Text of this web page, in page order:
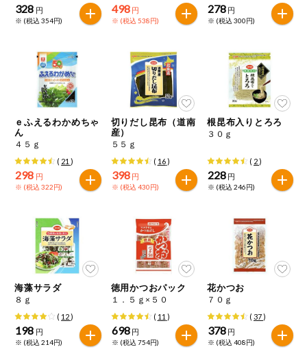
エシカル
健康志向食品
推しコープ
年間登録米
328 円
※ (税込 354円)
498 円
※ (税込 538円)
278 円
※ (税込 300円)
ｅふえるわかめちゃ
ん
４５ｇ
( 21 )
298 円
※ (税込 322円)
切りだし昆布（道南
産）
５５ｇ
( 16)
398 円
※ (税込 430円)
根昆布入りとろろ
３０ｇ
( 2)
228 円
※ (税込 246円)
海藻サラダ
８ｇ
( 12)
198 円
※ (税込 214円)
徳用かつおパック
１．５ｇ×５０
( 11 )
698 円
※ (税込 754円)
花かつお
７０ｇ
( 37)
378 円
※ (税込 408円)